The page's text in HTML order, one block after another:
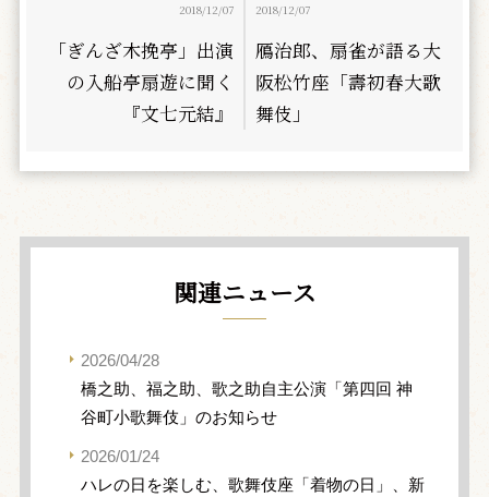
2018/12/07
「ぎんざ木挽亭」出演
の入船亭扇遊に聞く
『文七元結』
2018/12/07
鴈治郎、扇雀が語る大
阪松竹座「壽初春大歌
舞伎」
関連ニュース
2026/04/28
橋之助、福之助、歌之助自主公演「第四回 神
谷町小歌舞伎」のお知らせ
2026/01/24
ハレの日を楽しむ、歌舞伎座「着物の日」、新